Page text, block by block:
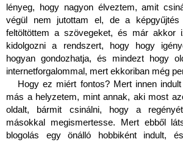
lényeg, hogy nagyon élveztem, amit
végül nem jutottam el, de a képgyűjtés
feltöltöttem a szövegeket, és már akkor
kidolgozni a rendszert, hogy hogy
hogyan gondozhatja, és mindezt hogy
internetforgalommal, mert ekkoriban még
Hogy ez miért fontos? Mert innen
más a helyzetem, mint annak, aki most
oldalt, bármit csinálni, hogy a
másokkal megismertesse. Mert ebből
blogolás egy önálló hobbiként indult,